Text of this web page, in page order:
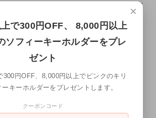
るみのメーカーとして確固たる地位を確立
微笑むような優しいデザインが特徴です。
Angel Bunny】
クで人気なトラセリアのエンジェルバニ
るよう願いを込めて作りました。
るかわいいぬいぐるみラトルです。
×
で300円OFF、 8,000円以上
ソフィーキーホルダーをプレ
ゼント
300円OFF、8,000円以上でピンクのキリ
ーキーホルダーをプレゼントします。
クーポンコード